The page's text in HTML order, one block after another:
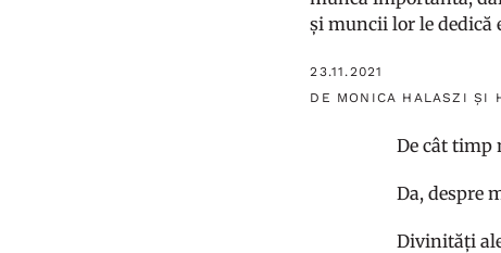
și muncii lor le dedică
23.11.2021
DE MONICA HALASZI ȘI
De cât timp
Da, despre
Divinități